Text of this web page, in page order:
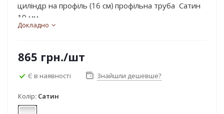
циліндр на профіль (16 см) профільна труба Сатин
19 мм...
Докладно
865 грн./шт
Є в наявності Знайшли дешевше?
Колір: Сатин